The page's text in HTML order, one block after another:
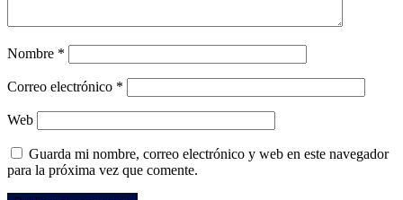
Nombre *
Correo electrónico *
Web
Guarda mi nombre, correo electrónico y web en este navegador
para la próxima vez que comente.